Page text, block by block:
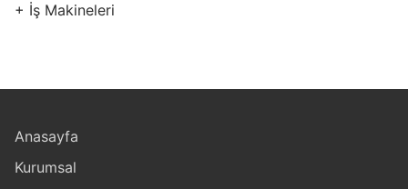
+ İş Makineleri
Anasayfa
Kurumsal